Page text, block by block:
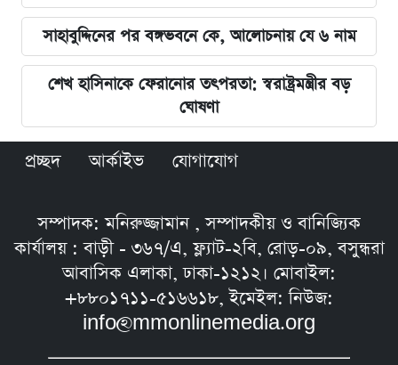
সাহাবুদ্দিনের পর বঙ্গভবনে কে, আলোচনায় যে ৬ নাম
শেখ হাসিনাকে ফেরানোর তৎপরতা: স্বরাষ্ট্রমন্ত্রীর বড়
ঘোষণা
প্রচ্ছদ আর্কাইভ যোগাযোগ
সম্পাদক: মনিরুজ্জামান , সম্পাদকীয় ও বানিজ্যিক
কার্যালয় : বাড়ী - ৩৬৭/এ, ফ্ল্যাট-২বি, রোড়-০৯, বসুন্ধরা
আবাসিক এলাকা, ঢাকা-১২১২। মোবাইল:
+৮৮০১৭১১-৫১৬৬১৮, ইমেইল: নিউজ:
info@mmonlinemedia.org